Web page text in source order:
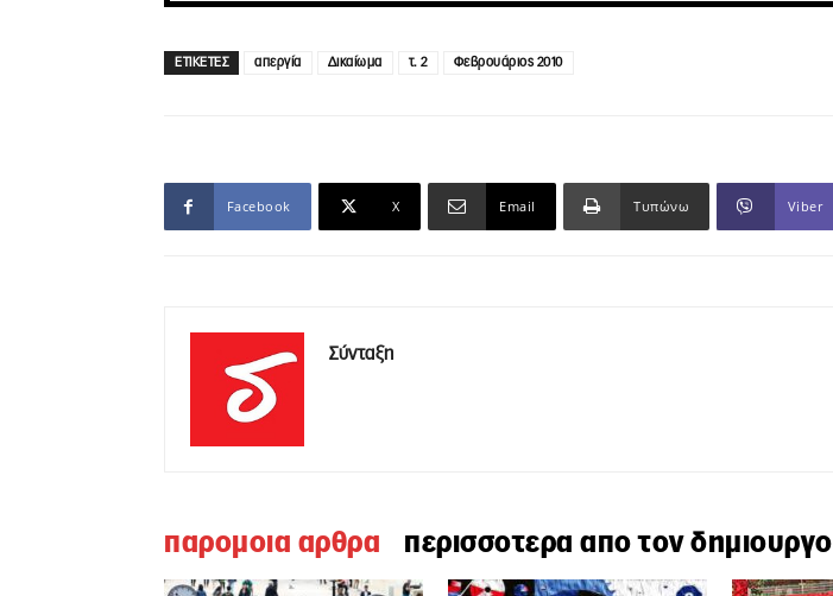
ΕΤΙΚΕΤΕΣ απεργία Δικαίωμα τ. 2 Φεβρουάριος 2010
Facebook X Email Τυπώνω Viber
Σύνταξη
παρομοια αρθρα περισσοτερα απο τον δημιουργο